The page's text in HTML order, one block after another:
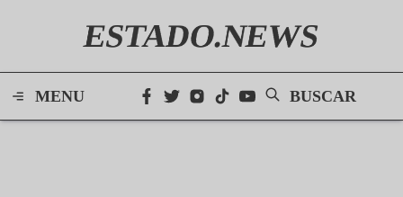
ESTADO.NEWS
MENU BUSCAR